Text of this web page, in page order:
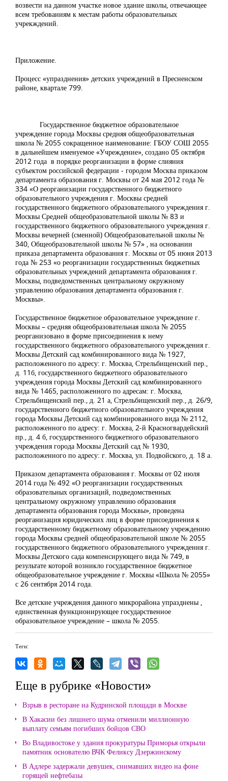
возвести на данном участке новое здание школы, отвечающее
всем требованиям к местам работы образовательных
учрекждений.
Приложение.
Процесс «упразднения» детских учреждений в Пресненском
районе, квартале 799.
Государственное бюджетное образовательное
учреждение города Москвы средняя общеобразовательная
школа № 2055 сокращенное наименование: ГБОУ СОШ 2055
в дальнейшем именуемое «Учреждение», создано 05 октября
2012 года в порядке реорганизации в форме слияния
субъектом российской федерации - городом Москва приказом
департамента образования г. Москвы от 24 мая 2012 года №
334 «О реорганизации государственного бюджетного
образовательного учреждения г. Москвы средней
государственного бюджетного образовательного учреждения г.
Москвы Средней общеобразовательной школы № 83 и
государственного бюджетного образовательного учреждения г.
Москвы вечерней (сменной) Общеобразовательной школы №
340, Общеобразовательной школы № 57» , на основании
приказа департамента образования г. Москвы от 05 июня 2013
года № 253 «о реорганизации государственных бюджетных
образовательных учреждений департамента образования г.
Москвы, подведомственных центральному окружному
управлению образования департамента образования г.
Москвы».
Государственное бюджетное образовательное учреждение г.
Москвы – средняя общеобразовательная школа № 2055
реорганизовано в форме присоединения к нему
государственного бюджетного образовательного учреждения г.
Москвы Детский сад комбинированного вида № 1927,
расположенного по адресу: г. Москва, Стрельбищенский пер.,
д. 11б, государственного бюджетного образовательного
учреждения города Москвы Детский сад комбинированного
вида № 1465, расположенного по адресам: г. Москва,
Стрельбищенский пер., д. 21 а, Стрельбищенский пер., д. 26/9,
государственного бюджетного образовательного учреждения
города Москвы Детский сад комбинированного вида № 2112,
расположенного по адресу: г. Москва, 2-й Красногвардейский
пр., д. 4 б, государственного бюджетного образовательного
учреждения города Москвы Детский сад № 1930,
расположенного по адресу: г. Москва, ул. Подвойского, д. 18 а.
Приказом департамента образования г. Москвы от 02 июля
2014 года № 492 «О реорганизации государственных
образовательных организаций, подведомственных
центральному окружному управлению образования
департамента образования города Москвы», проведена
реорганизация юридических лиц в форме присоединения к
государственному бюджетному образовательному учреждению
города Москвы средней общеобразовательной школе № 2055
государственного бюджетного образовательного учреждения г.
Москвы Детского сада компенсирующего вида № 749, в
результате которой возникло государственное бюджетное
общеобразовательное учреждение г. Москвы «Школа № 2055»
с 26 сентября 2014 года.
Все детские учреждения данного микрорайона упразднены ,
единственная функционирующее государственное
образовательное учреждение – школа № 2055.
Теги:
Еще в рубрике «Новости»
Взрыв в ресторане на Кудринской площади в Москве
В Хакасии без лишнего шума отменили миллионную
выплату семьям погибших бойцов СВО
Во Владивостоке у здания прокуратуры Приморья открыли
памятник основателю ВЧК Феликсу Дзержинскому
В Адлере задержали девушек, снимавших видео на фоне
горящей нефтебазы